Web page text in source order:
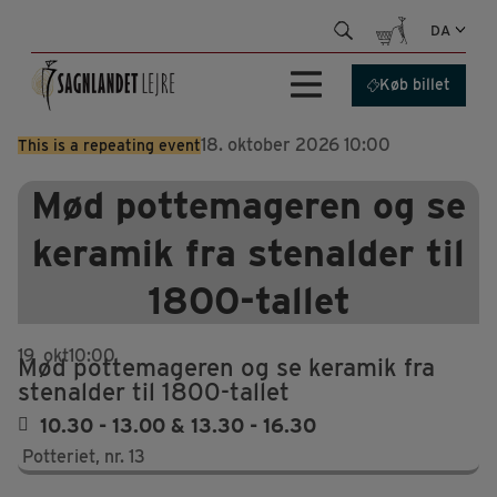
indhold
DA
Køb billet
This is a repeating event18. oktober 2026 10:00
Mød pottemageren og se
keramik fra stenalder til
1800-tallet
19 okt10:00
Mød pottemageren og se keramik fra
stenalder til 1800-tallet
10.30 - 13.00 & 13.30 - 16.30
Potteriet, nr. 13